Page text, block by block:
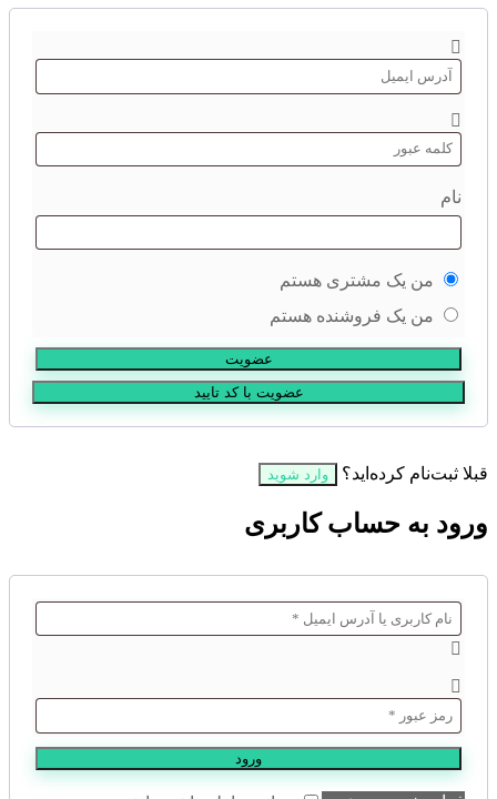
نام
من یک مشتری هستم
من یک فروشنده هستم
عضویت
قبلا ثبت‌نام کرده‌اید؟ وارد شوید
ورود به حساب کاربری
ورود